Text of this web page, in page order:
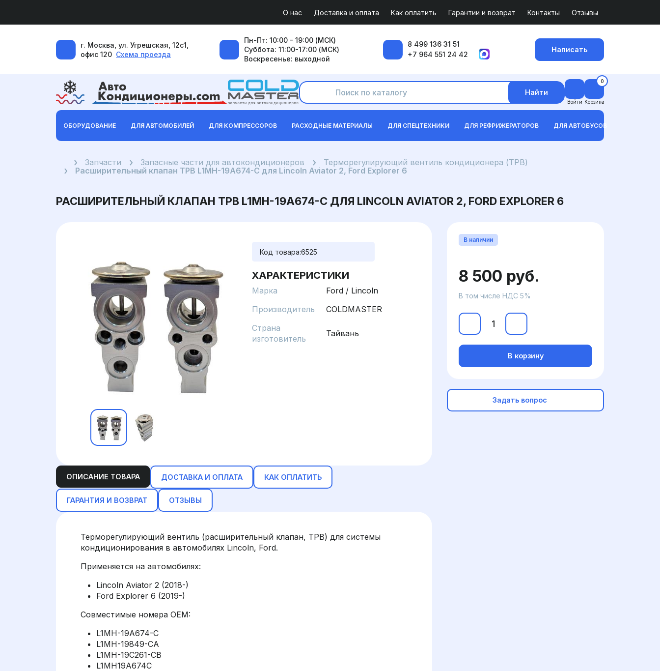
О нас Доставка и оплата Как оплатить Гарантии и возврат Контакты Отзывы
г. Москва, ул. Угрешская, 12с1,
офис 120 Схема проезда
Пн-Пт: 10:00 - 19:00 (МСК)
Суббота: 11:00-17:00 (МСК)
Воскресенье: выходной
8 499 136 31 51
+7 964 551 24 42
Написать
Найти
Войти
0
Корзина
ОБОРУДОВАНИЕ ДЛЯ АВТОМОБИЛЕЙ ДЛЯ КОМПРЕССОРОВ РАСХОДНЫЕ МАТЕРИАЛЫ ДЛЯ СПЕЦТЕХНИКИ ДЛЯ РЕФРИЖЕРАТОРОВ ДЛЯ АВТОБУСОВ
ГлавнаяЗапчасти Запасные части для автокондиционеров
Терморегулирующий вентиль кондиционера (ТРВ)
Расширительный клапан ТРВ L1MH-19A674-C для Lincoln Aviator 2, Ford Explorer 6
РАСШИРИТЕЛЬНЫЙ КЛАПАН ТРВ L1MH-19A674-C ДЛЯ LINCOLN AVIATOR 2, FORD EXPLORER 6
Код товара:6525
ХАРАКТЕРИСТИКИ
Марка
Ford / Lincoln
Производитель
COLDMASTER
Страна
изготовитель
Тайвань
ОПИСАНИЕ ТОВАРА ДОСТАВКА И ОПЛАТА КАК ОПЛАТИТЬ
ГАРАНТИЯ И ВОЗВРАТ ОТЗЫВЫ
Терморегулирующий вентиль (расширительный клапан, ТРВ) для системы
кондиционирования в автомобилях Lincoln, Ford.
Применяется на автомобилях:
Lincoln Aviator 2 (2018-)
Ford Explorer 6 (2019-)
Совместимые номера OEM:
L1MH-19A674-C
L1MH-19849-CA
L1MH-19C261-CB
L1MH19A674C
В наличии
8 500 руб.
В том числе НДС 5%
В корзину
Задать вопрос